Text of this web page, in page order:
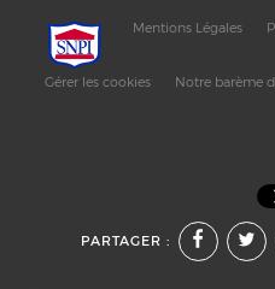
Mentions Légales
Gérer les cookies Notre barème
PARTAGER :